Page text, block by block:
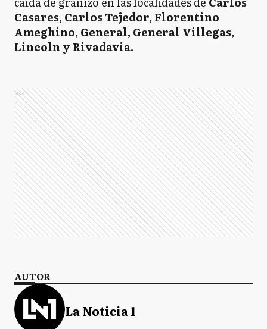
Casares, Carlos Tejedor, Florentino
Ameghino, General, General Villegas,
Lincoln y Rivadavia.
Ads
AUTOR
La Noticia 1